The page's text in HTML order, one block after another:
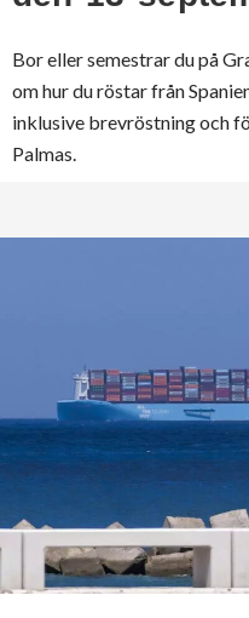
Bor eller semestrar du på
om hur du röstar från
inklusive brevröstning och
Palmas.